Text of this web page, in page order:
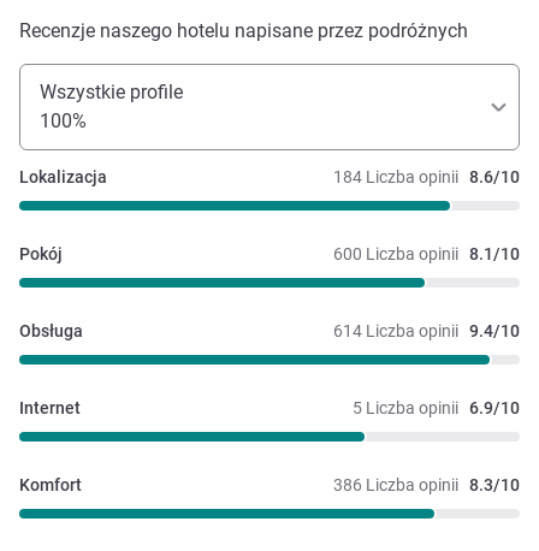
Recenzje naszego hotelu napisane przez podróżnych
Wszystkie profile
100%
184 Liczba opinii 8.6/10
Lokalizacja
600 Liczba opinii 8.1/10
Pokój
614 Liczba opinii 9.4/10
Obsługa
5 Liczba opinii 6.9/10
Internet
386 Liczba opinii 8.3/10
Komfort